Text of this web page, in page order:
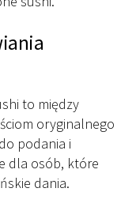
to między
oryginalnego
podania i
dla osób, które
dania.